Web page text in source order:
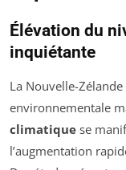
Élévation du
inquiétante
La Nouvelle-
environnementale
climatique se
l’augmentation